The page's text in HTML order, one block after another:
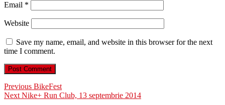
Email *
Website
Save my name, email, and website in this browser for the next
time I comment.
Post
navigation
Previous Previous
post:
BikeFest
Next Next
Nike+ Run Club, 13 septembrie 2014